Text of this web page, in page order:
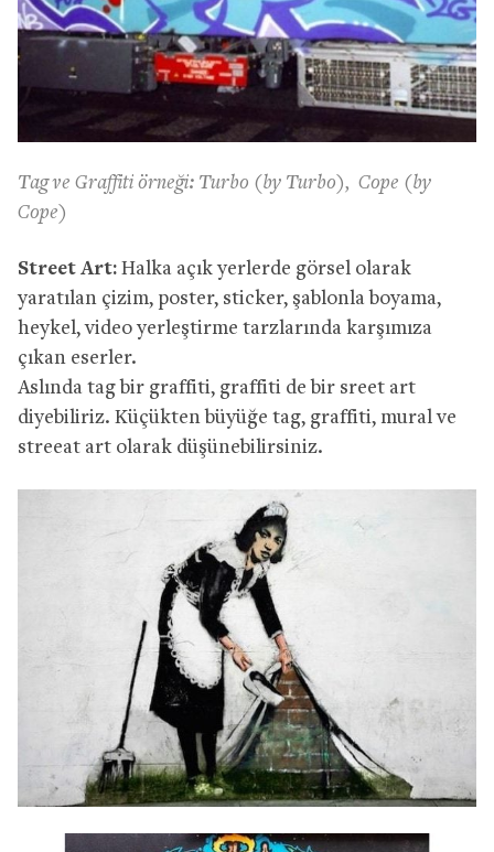
Tag ve Graffiti örneği: Turbo (by Turbo), Cope (by
Cope)
Street Art: Halka açık yerlerde görsel olarak
yaratılan çizim, poster, sticker, şablonla boyama,
heykel, video yerleştirme tarzlarında karşımıza
çıkan eserler.
Aslında tag bir graffiti, graffiti de bir sreet art
diyebiliriz. Küçükten büyüğe tag, graffiti, mural ve
streeat art olarak düşünebilirsiniz.